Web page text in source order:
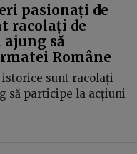
pasionați de
racolați de
să
Române
sunt racolați
să participe la acțiuni